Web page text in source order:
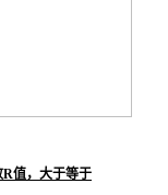
R值，大于等于